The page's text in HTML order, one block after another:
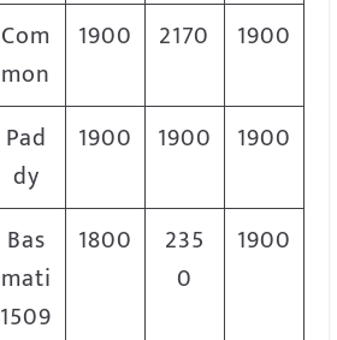
Com
mon
1900 2170 1900
Pad
dy
1900 1900 1900
Bas
mati
1509
1800
235
0
1900